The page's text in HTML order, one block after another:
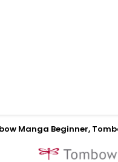
Manga Beginner,